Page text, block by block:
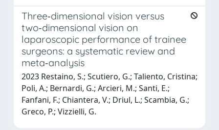
Three‑dimensional vision versus
two‑dimensional vision on
laparoscopic performance of trainee
surgeons: a systematic review and
meta‑analysis
2023 Restaino, S.; Scutiero, G.; Taliento, Cristina;
Poli, A.; Bernardi, G.; Arcieri, M.; Santi, E.;
Fanfani, F.; Chiantera, V.; Driul, L.; Scambia, G.;
Greco, P.; Vizzielli, G.